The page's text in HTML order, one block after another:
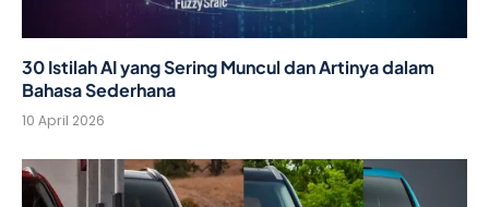
30 Istilah AI yang Sering Muncul dan Artinya dalam
Bahasa Sederhana
10 April 2026